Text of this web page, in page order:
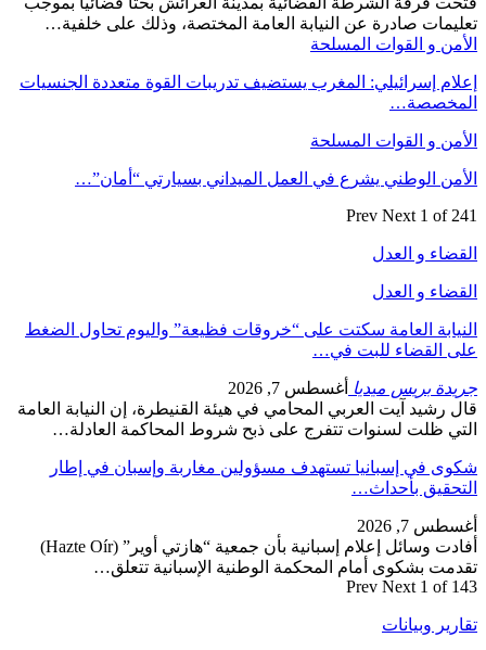
صادرة عن النيابة العامة المختصة، وذلك على خلفية…
و القوات المسلحة
إسرائيلي: المغرب يستضيف تدريبات القوة متعددة الجنسيات
و القوات المسلحة
الوطني يشرع في العمل الميداني بسيارتي “أمان”…
PrevNext 1 of
و العدل
و العدل
العامة سكتت على “خروقات فظيعة” واليوم تحاول الضغط
القضاء للبت في…
بريس ميدياأغسطس 7, 2026
رشيد آيت العربي المحامي في هيئة القنيطرة، إن النيابة العامة
ظلت لسنوات تتفرج على ذبح شروط المحاكمة العادلة…
في إسبانيا تستهدف مسؤولين مغاربة وإسبان في إطار
بأحداث…
7, 2026
أفادت وسائل إعلام إسبانية بأن جمعية “هازتي أوير” (Hazte Oír)
بشكوى أمام المحكمة الوطنية الإسبانية تتعلق…
PrevNext 1 of
وبيانات